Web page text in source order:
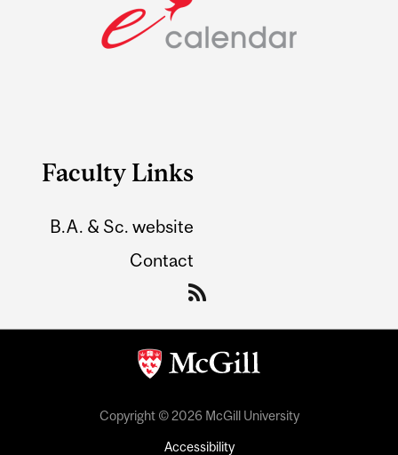
Faculty Links
B.A. & Sc. website
Contact
Copyright © 2026 McGill University
Accessibility